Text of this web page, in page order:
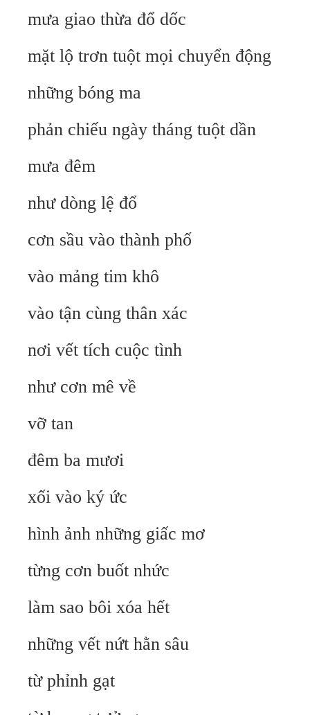
mưa giao thừa đổ dốc
mặt lộ trơn tuột mọi chuyển động
những bóng ma
phản chiếu ngày tháng tuột dần
mưa đêm
như dòng lệ đổ
cơn sầu vào thành phố
vào mảng tim khô
vào tận cùng thân xác
nơi vết tích cuộc tình
như cơn mê về
vỡ tan
đêm ba mươi
xối vào ký ức
hình ảnh những giấc mơ
từng cơn buốt nhức
làm sao bôi xóa hết
những vết nứt hằn sâu
từ phỉnh gạt